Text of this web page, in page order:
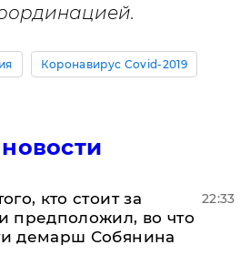
Коронавирус Covid-2019
кто стоит за
предположил, во что
демарш Собянина
22:33